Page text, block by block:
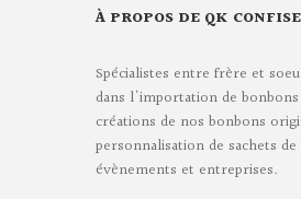
À PROPOS DE QK
Spécialistes entre frère et
dans l'importation de bonbons
créations de nos bonbons
personnalisation de sachets
évènements et entreprises.